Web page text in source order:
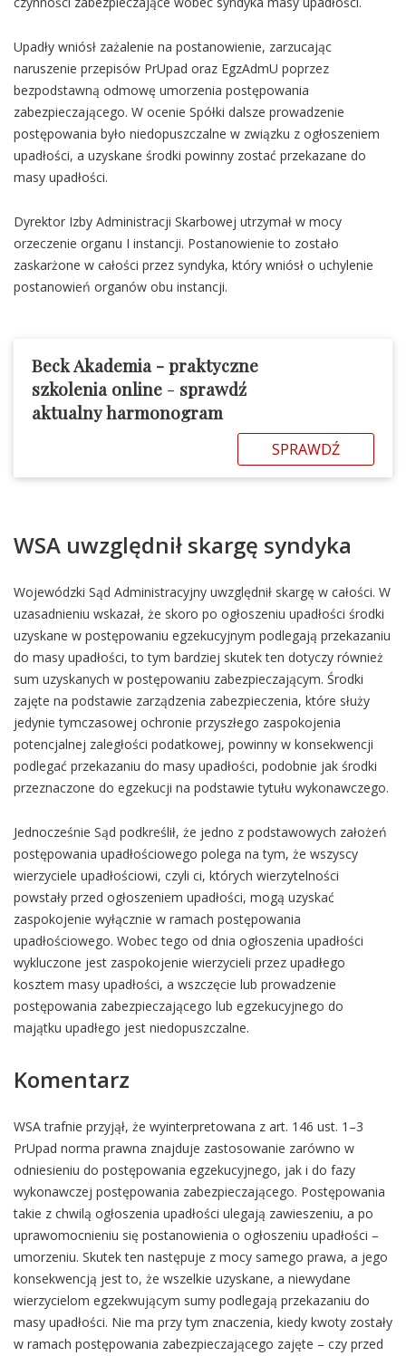
Upadły wniósł zażalenie na postanowienie, zarzucając
naruszenie przepisów PrUpad oraz EgzAdmU poprzez
bezpodstawną odmowę umorzenia postępowania
zabezpieczającego. W ocenie Spółki dalsze prowadzenie
postępowania było niedopuszczalne w związku z ogłoszeniem
upadłości, a uzyskane środki powinny zostać przekazane do
masy upadłości.
Dyrektor Izby Administracji Skarbowej utrzymał w mocy
orzeczenie organu I instancji. Postanowienie to zostało
zaskarżone w całości przez syndyka, który wniósł o uchylenie
postanowień organów obu instancji.
Beck Akademia - praktyczne
szkolenia online - sprawdź
aktualny harmonogram
SPRAWDŹ
WSA uwzględnił skargę syndyka
Wojewódzki Sąd Administracyjny uwzględnił skargę w całości. W
uzasadnieniu wskazał, że skoro po ogłoszeniu upadłości środki
uzyskane w postępowaniu egzekucyjnym podlegają przekazaniu
do masy upadłości, to tym bardziej skutek ten dotyczy również
sum uzyskanych w postępowaniu zabezpieczającym. Środki
zajęte na podstawie zarządzenia zabezpieczenia, które służy
jedynie tymczasowej ochronie przyszłego zaspokojenia
potencjalnej zaległości podatkowej, powinny w konsekwencji
podlegać przekazaniu do masy upadłości, podobnie jak środki
przeznaczone do egzekucji na podstawie tytułu wykonawczego.
Jednocześnie Sąd podkreślił, że jedno z podstawowych założeń
postępowania upadłościowego polega na tym, że wszyscy
wierzyciele upadłościowi, czyli ci, których wierzytelności
powstały przed ogłoszeniem upadłości, mogą uzyskać
zaspokojenie wyłącznie w ramach postępowania
upadłościowego. Wobec tego od dnia ogłoszenia upadłości
wykluczone jest zaspokojenie wierzycieli przez upadłego
kosztem masy upadłości, a wszczęcie lub prowadzenie
postępowania zabezpieczającego lub egzekucyjnego do
majątku upadłego jest niedopuszczalne.
Komentarz
WSA trafnie przyjął, że wyinterpretowana z art. 146 ust. 1–3
PrUpad norma prawna znajduje zastosowanie zarówno w
odniesieniu do postępowania egzekucyjnego, jak i do fazy
wykonawczej postępowania zabezpieczającego. Postępowania
takie z chwilą ogłoszenia upadłości ulegają zawieszeniu, a po
uprawomocnieniu się postanowienia o ogłoszeniu upadłości –
umorzeniu. Skutek ten następuje z mocy samego prawa, a jego
konsekwencją jest to, że wszelkie uzyskane, a niewydane
wierzycielom egzekwującym sumy podlegają przekazaniu do
masy upadłości. Nie ma przy tym znaczenia, kiedy kwoty zostały
w ramach postępowania zabezpieczającego zajęte – czy przed